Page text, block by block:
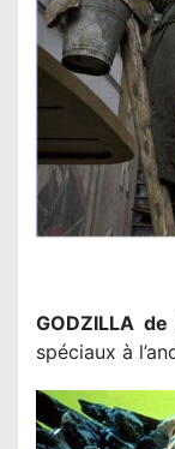
GODZILLA
spéciaux à